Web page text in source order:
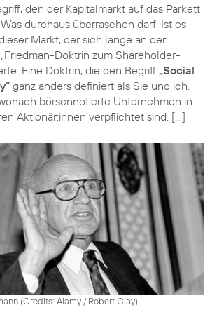
den der Kapitalmarkt auf das Parkett
durchaus überraschen darf. Ist es
Markt, der sich lange an der
Doktrin zum Shareholder-
Eine Doktrin, die den Begriff „Social
ganz anders definiert als Sie und ich.
börsennotierte Unternehmen in
Aktionär:innen verpflichtet sind. […]
(Credits: Alamy / Robert Clay)